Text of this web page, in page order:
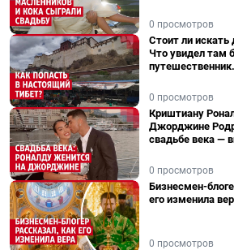
0 просмотров
Стоит ли искать
Что увидел там
0 просмотров
Криштиану
Джорджине
свадьбе века —
0 просмотров
Бизнесмен-
его изменила
0 просмотров